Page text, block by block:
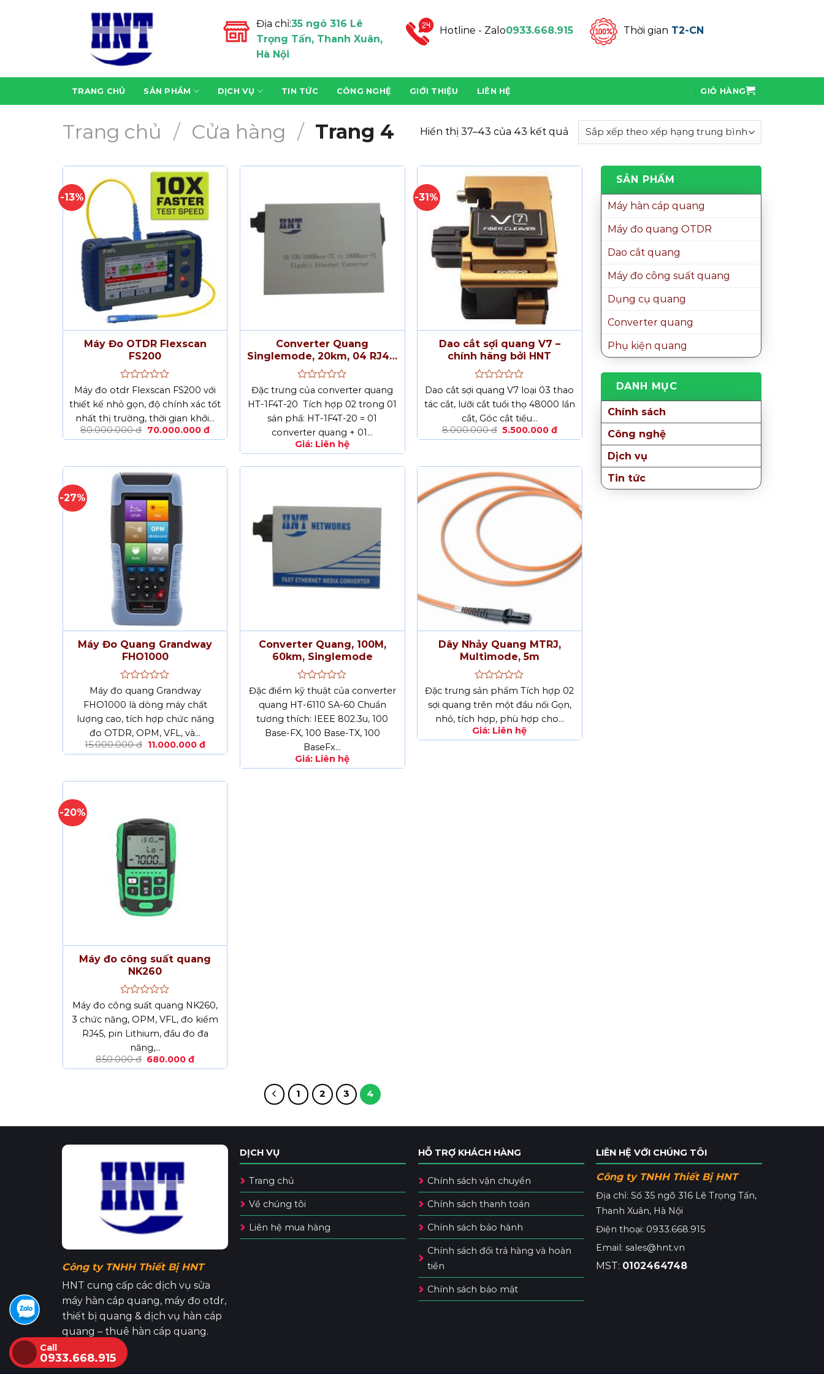
Địa chỉ:35 ngõ 316 Lê
Trọng Tấn, Thanh Xuân,
Hà Nội
Hotline - Zalo0933.668.915 Thời gian T2-CN
TRANG CHỦ SẢN PHẨM DỊCH VỤ TIN TỨC CÔNG NGHỆ GIỚI THIỆU LIÊN HỆ GIỎ HÀNG
Trang chủ / Cửa hàng / Trang 4 Hiển thị 37–43 của 43 kết quả
-13%
Máy Đo OTDR Flexscan
FS200
Được
xếp
hạng
0
5
sao
Máy đo otdr Flexscan FS200 với
thiết kế nhỏ gọn, độ chính xác tốt
nhất thị trường, thời gian khởi…
80.000.000đ Giá
gốc
70.000.000 đGiá
hiện
70.000.000 đ.
Converter Quang
Singlemode, 20km, 04 RJ45,
01 LC
Được
hạng
0
sao
Đặc trưng của converter quang
HT-1F4T-20 Tích hợp 02 trong 01
sản phẩ: HT-1F4T-20 = 01
converter quang + 01…
Giá: Liên hệ
-31%
Dao cắt sợi quang V7 –
chính hãng bởi HNT
Được
xếp
hạng
0
5
sao
Dao cắt sợi quang V7 loại 03 thao
tác cắt, lưỡi cắt tuổi thọ 48000 lần
cắt, Góc cắt tiểu…
8.000.000đ Giá
gốc
5.500.000đGiá
hiện
5.500.000 đ.
-27%
Máy Đo Quang Grandway
FHO1000
Được
xếp
hạng
0
5
sao
Máy đo quang Grandway
FHO1000 là dòng máy chất
lượng cao, tích hợp chức năng
đo OTDR, OPM, VFL, và…
15.000.000đ Giá
gốc
11.000.000 đGiá
hiện
11.000.000 đ.
Converter Quang, 100M,
60km, Singlemode
Được
xếp
hạng
0
5
sao
Đặc điểm kỹ thuật của converter
quang HT-6110 SA-60 Chuẩn
tương thích: IEEE 802.3u, 100
Base-FX, 100 Base-TX, 100
BaseFx…
Giá: Liên hệ
Dây Nhảy Quang MTRJ,
Multimode, 5m
Được
hạng
0
5
sao
Đặc trưng sản phẩm Tích hợp 02
sợi quang trên một đầu nối Gọn,
nhỏ, tích hợp, phù hợp cho…
Giá: Liên hệ
-20%
Máy đo công suất quang
NK260
Được
xếp
hạng
0
sao
Máy đo công suất quang NK260,
3 chức năng, OPM, VFL, đo kiểm
RJ45, pin Lithium, đầu đo đa
năng,…
850.000đ Giá
gốc
680.000đGiá
hiện
1 2 3 4
SẢN PHẨM
Máy hàn cáp quang
Máy đo quang OTDR
Dao cắt quang
Máy đo công suất quang
Dụng cụ quang
Converter quang
Phụ kiện quang
DANH MỤC
Chính sách
Công nghệ
Dịch vụ
Tin tức
Công ty TNHH Thiết Bị HNT
HNT cung cấp các dịch vụ sửa
máy hàn cáp quang, máy đo otdr,
thiết bị quang & dịch vụ hàn cáp
quang – thuê hàn cáp quang.
DỊCH VỤ
Trang chủ
Về chúng tôi
Liên hệ mua hàng
HỖ TRỢ KHÁCH HÀNG
Chính sách vận chuyển
Chính sách thanh toán
Chính sách bảo hành
Chính sách đổi trả hàng và hoàn
tiền
Chính sách bảo mật
LIÊN HỆ VỚI CHÚNG TÔI
Công ty TNHH Thiết Bị HNT
Địa chỉ: Số 35 ngõ 316 Lê Trọng Tấn,
Thanh Xuân, Hà Nội
Điện thoại: 0933.668.915
Email: sales@hnt.vn
MST: 0102464748
Call
0933.668.915